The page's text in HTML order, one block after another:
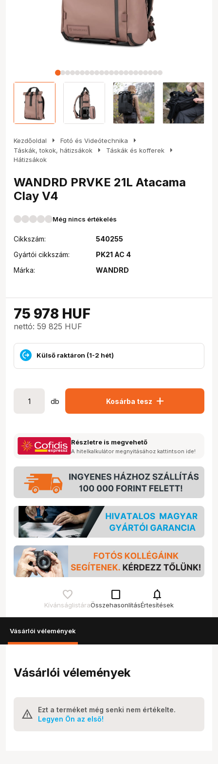
Kezdőoldal arrow_right Fotó és Videótechnika arrow_right
Táskák, tokok, hátizsákok arrow_right Táskák és kofferek arrow_right
Hátizsákok
WANDRD PRVKE 21L Atacama
Clay V4
Még nincs értékelés
Cikkszám:
540255
Gyártói cikkszám:
PK21 AC 4
Márka:
WANDRD
75 978 HUF
nettó: 59 825 HUF
Külső raktáron (1-2 hét)
db Kosárba tesz add
Részletre is megvehető
A hitelkalkulátor megnyitásához kattintson ide!
Kívánságlistára
check_box_outline_blank
Összehasonlítás
notifications
Értesítések
Vásárlói vélemények
Vásárlói vélemények
Ezt a terméket még senki nem értékelte.
Legyen Ön az első!